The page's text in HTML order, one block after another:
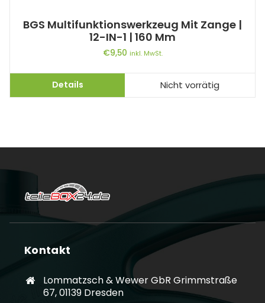
BGS Multifunktionswerkzeug Mit Zange |
12-IN-1 | 160 Mm
€9,50 inkl. MwSt.
Details Nicht vorrätig
Kontakt
Lommatzsch & Wewer GbR Grimmstraße
67, 01139 Dresden